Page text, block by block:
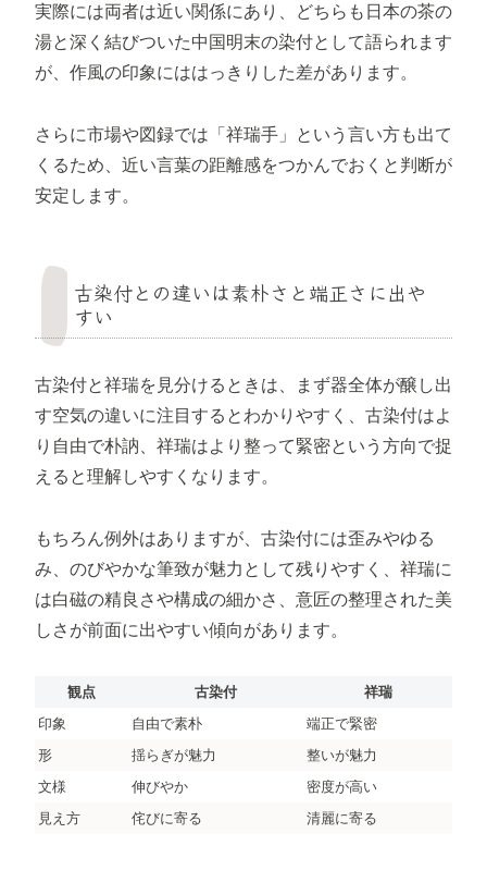
実際には両者は近い関係にあり、どちらも日本の茶の
湯と深く結びついた中国明末の染付として語られます
が、作風の印象にははっきりした差があります。
さらに市場や図録では「祥瑞手」という言い方も出て
くるため、近い言葉の距離感をつかんでおくと判断が
安定します。
古染付との違いは素朴さと端正さに出や
すい
古染付と祥瑞を見分けるときは、まず器全体が醸し出
す空気の違いに注目するとわかりやすく、古染付はよ
り自由で朴訥、祥瑞はより整って緊密という方向で捉
えると理解しやすくなります。
もちろん例外はありますが、古染付には歪みやゆる
み、のびやかな筆致が魅力として残りやすく、祥瑞に
は白磁の精良さや構成の細かさ、意匠の整理された美
しさが前面に出やすい傾向があります。
観点 古染付
祥瑞
印象
自由で素朴
端正で緊密
形
揺らぎが魅力
整いが魅力
文様
伸びやか
密度が高い
見え方
侘びに寄る 清麗に寄る